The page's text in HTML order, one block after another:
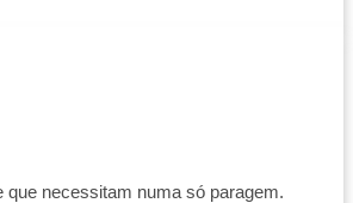
necessitam numa só paragem.